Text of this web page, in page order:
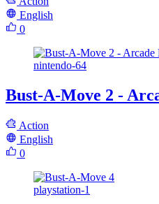
English
0
nintendo-64
Bust-A-Move 2 -
Action
English
0
playstation-1